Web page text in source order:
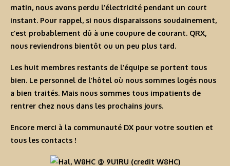
matin, nous avons perdu l’électricité pendant un court
instant. Pour rappel, si nous disparaissons soudainement,
c’est probablement dû à une coupure de courant. QRX,
nous reviendrons bientôt ou un peu plus tard.
Les huit membres restants de l’équipe se portent tous
bien. Le personnel de l’hôtel où nous sommes logés nous
a bien traités. Mais nous sommes tous impatients de
rentrer chez nous dans les prochains jours.
Encore merci à la communauté DX pour votre soutien et
tous les contacts !